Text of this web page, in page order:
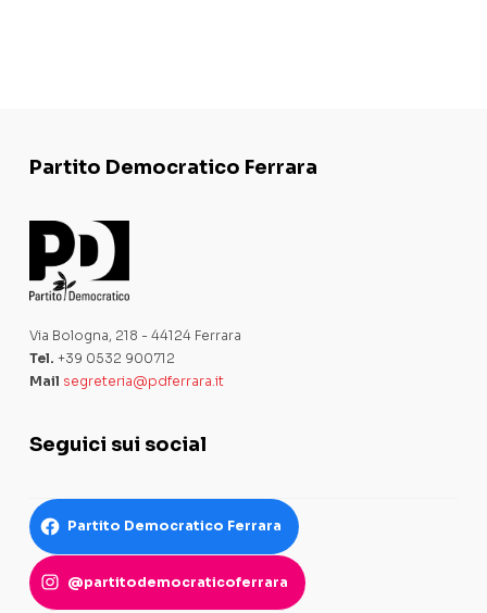
Partito Democratico Ferrara
Via Bologna, 218 - 44124 Ferrara
Tel. +39 0532 900712
Mail segreteria@pdferrara.it
Seguici sui social
Partito Democratico Ferrara
@partitodemocraticoferrara